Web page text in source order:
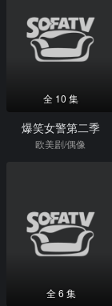
全 10 集
爆笑女警第二季
欧美剧/偶像
全 6 集